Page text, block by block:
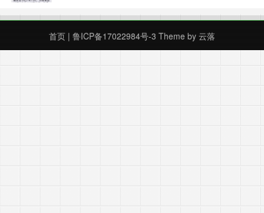
10086 客服电话，得到的回复是：此活动确实正
在全国展开，但具体规则不清楚。 倒是朋友圈关
于赠送规则有各种小道版本，由于未经证实就不发
了。根据观察朋友圈晒图我猜测……继续阅读 »
首页 | 鲁ICP备17022984号-3 Theme by 云落